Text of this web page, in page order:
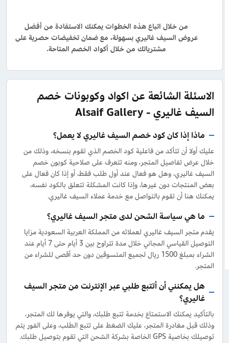
من خلال اتباع هذه الخطوات يمكنك الاستفادة من أفضل
عروض السيف غاليري بسهولة، مع ضمان تخفيضات حصرية على
مشترياتك من خلال أكواد الخصم المتاحة.
الاسئلة الشائعة عن اكواد وكوبونات خصم
السيف غاليري - Alsaif Gallery
ماذا إذا كان كود خصم السيف غاليري لا يعمل؟
عليك أولا أن تتأكد من فاعلية كود الخصم الذي تقوم بنسخه، وذلك من
خلال عرض تفاصيل المتجر، ومنه تتعرف على صلاحية كوبون خصم
السيف غاليري، وهل هو فعال عند أول طلب فقط، أو إذا كان فعال على
بعض المنتجات دون غيرها، وإذا كانت المشكلة تتعلق بالكود نفسه،
يمكنك هنا أن تقوم بالتواصل مع خدمة عملاء السيف غاليري.
ما هي سياسة الشحن لدى متجر السيف غاليري؟
يقدم متجر السيف غاليري لعملائه من المملكة العربية السعودية مزايا
التوصيل القياسي المجاني خلال مدة تتراوح بين 3 أيام حتى 7 أيام عند
الشراء بمبلغ 1500 ريال لجميع المتسوقين دون حد أقصى للشراء من
المتجر.
هل يمكنني أن أتتبع طلبي عبر الإنترنت من متجر السيف
غاليري؟
بالتأكيد يمكنك الاستمتاع بخدمة تتبع طلبك، والتي يوفرها لك المتجر،
وذلك قبل مغادرة المتجر، عليك الضغط على تتبع الطلب، وعلى الفور يتم
توصيلك بخاصية GPS الخاصة بشركة الشحن التي تقوم بتوصيل طلبك.